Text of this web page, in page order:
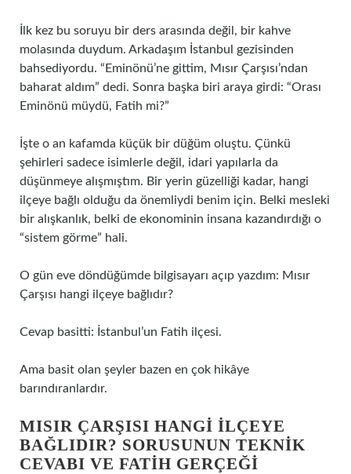
İlk kez bu soruyu bir ders arasında değil, bir kahve
molasında duydum. Arkadaşım İstanbul gezisinden
bahsediyordu. “Eminönü’ne gittim, Mısır Çarşısı’ndan
baharat aldım” dedi. Sonra başka biri araya girdi: “Orası
Eminönü müydü, Fatih mi?”
İşte o an kafamda küçük bir düğüm oluştu. Çünkü
şehirleri sadece isimlerle değil, idari yapılarla da
düşünmeye alışmıştım. Bir yerin güzelliği kadar, hangi
ilçeye bağlı olduğu da önemliydi benim için. Belki mesleki
bir alışkanlık, belki de ekonominin insana kazandırdığı o
“sistem görme” hali.
O gün eve döndüğümde bilgisayarı açıp yazdım: Mısır
Çarşısı hangi ilçeye bağlıdır?
Cevap basitti: İstanbul’un Fatih ilçesi.
Ama basit olan şeyler bazen en çok hikâye
barındıranlardır.
MISIR ÇARŞISI HANGI ILÇEYE
BAĞLIDIR? SORUSUNUN TEKNIK
CEVABI VE FATIH GERÇEĞI